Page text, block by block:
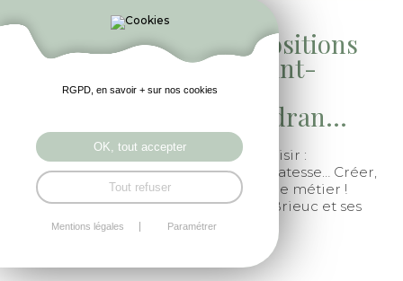
Livraison de vos compositions
florales - Région de Saint-
Brieuc (22) / Langueux,
Trégueux, Yffiniac, Plédran...
Une idée cadeau idéal pour faire plaisir :
Compositions florales toutes en délicatesse… Créer,
imaginer et concevoir : notre cœur de métier !
Nous livrons sur le secteur de Saint-Brieuc et ses
alentours.
RGPD, en savoir + sur nos cookies
OK, tout accepter
Tout refuser
Mentions légales Paramétrer